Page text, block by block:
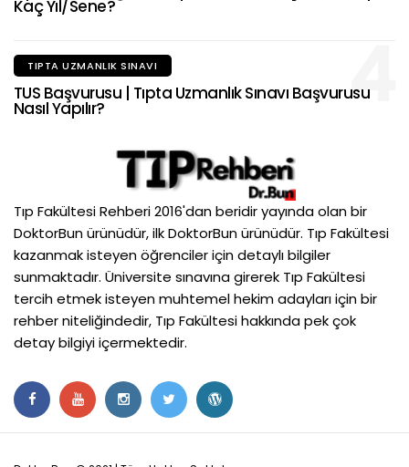
Kaç Yıl/Sene?
4
TIPTA UZMANLIK SINAVI
TUS Başvurusu | Tıpta Uzmanlık Sınavı Başvurusu
Nasıl Yapılır?
Tıp Fakültesi Rehberi 2016'dan beridir yayında olan bir
DoktorBun ürünüdür, ilk DoktorBun ürünüdür. Tıp Fakültesi
kazanmak isteyen öğrenciler için detaylı bilgiler
sunmaktadır. Üniversite sınavına girerek Tıp Fakültesi
tercih etmek isteyen muhtemel hekim adayları için bir
rehber niteliğindedir, Tıp Fakültesi hakkında pek çok
detay bilgiyi içermektedir.